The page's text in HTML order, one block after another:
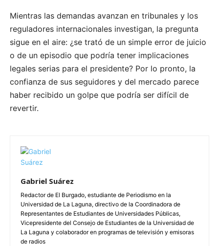
Mientras las demandas avanzan en tribunales y los
reguladores internacionales investigan, la pregunta
sigue en el aire: ¿se trató de un simple error de juicio
o de un episodio que podría tener implicaciones
legales serias para el presidente? Por lo pronto, la
confianza de sus seguidores y del mercado parece
haber recibido un golpe que podría ser difícil de
revertir.
Gabriel Suárez
Redactor de El Burgado, estudiante de Periodismo en la
Universidad de La Laguna, directivo de la Coordinadora de
Representantes de Estudiantes de Universidades Públicas,
Vicepresidente del Consejo de Estudiantes de la Universidad de
La Laguna y colaborador en programas de televisión y emisoras
de radios